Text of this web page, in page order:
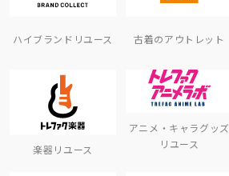
ハイブランドリユース 古着のアウトレット
楽器リユース
アニメ・キャラグッズ
リユース